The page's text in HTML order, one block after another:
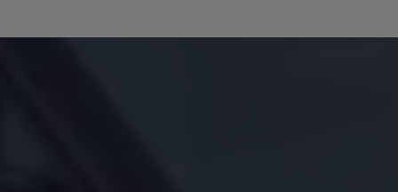
VSS Personuppgiftshantering